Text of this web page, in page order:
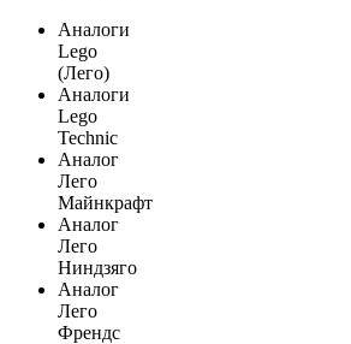
Аналоги
Lego
(Лего)
Аналоги
Lego
Technic
Аналог
Лего
Майнкрафт
Аналог
Лего
Ниндзяго
Аналог
Лего
Френдс